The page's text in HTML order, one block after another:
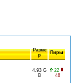
Разме
р
Пиры
4.93 G
B
22
48